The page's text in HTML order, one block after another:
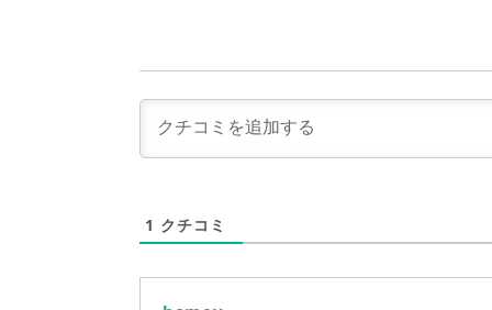
1 クチコミ